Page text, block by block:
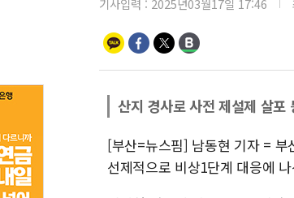
기사입력 : 2025년03월17일 17:46
산지 경사로 사전 제설제 살포
[부산=뉴스핌] 남동현 기자 = 부
선제적으로 비상1단계 대응에